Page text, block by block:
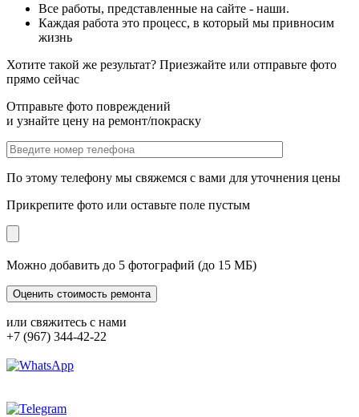
Все работы, представленные на сайте - наши.
Каждая работа это процесс, в который мы привносим
жизнь
Хотите такой же результат? Приезжайте или отправьте фото
прямо сейчас
Отправьте фото повреждений
и узнайте цену на ремонт/покраску
По этому телефону мы свяжемся с вами для уточнения цены
Прикрепите фото или оставьте поле пустым
Можно добавить до 5 фотографий (до 15 МБ)
или свяжитесь с нами
+7 (967) 344-42-22